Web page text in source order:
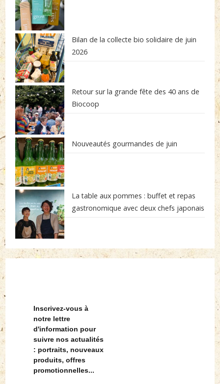
Bilan de la collecte bio solidaire de juin
2026
Retour sur la grande fête des 40 ans de
Biocoop
Nouveautés gourmandes de juin
La table aux pommes : buffet et repas
gastronomique avec deux chefs japonais
Inscrivez-vous à
notre lettre
d'information pour
suivre nos actualités
: portraits, nouveaux
produits, offres
promotionnelles...